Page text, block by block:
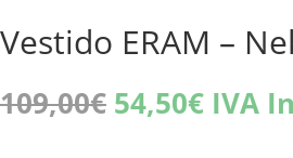
Vestido ERAM –
109,00€ El
precio
54,50€El
precio
IVA